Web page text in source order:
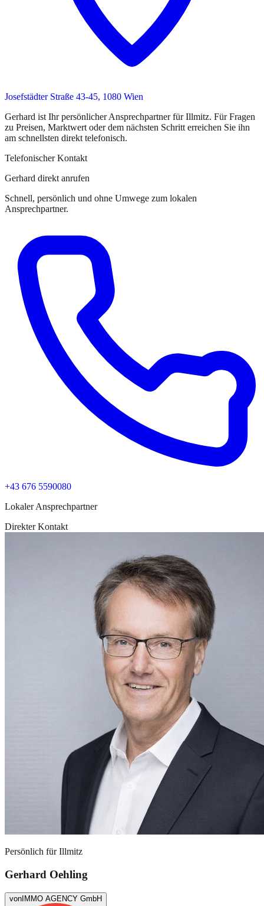
Josefstädter Straße 43-45, 1080 Wien
Gerhard ist Ihr persönlicher Ansprechpartnerfür Illmitz. Für Fragen
zu Preisen, Marktwert oder dem nächsten Schritt erreichen Sie ihn
am schnellsten direkt telefonisch.
Telefonischer Kontakt
Gerhard direkt anrufen
Schnell, persönlich und ohne Umwege zum lokalen
Ansprechpartner.
+43 676 5590080
Lokaler Ansprechpartner
Direkter Kontakt
Persönlich fürIllmitz
Gerhard Oehling
vonIMMO AGENCY GmbH